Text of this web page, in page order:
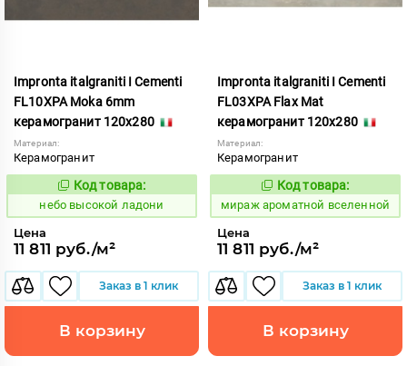
Impronta italgraniti I Cementi
FL10XPA Moka 6mm
керамогранит 120x280
Материал:
Керамогранит
1111417
Код товара:
небо высокой ладони
Цена
11 811 руб./м²
Заказ в 1 клик
В корзину
Impronta italgraniti I Cementi
FL03XPA Flax Mat
керамогранит 120x280
Материал:
Керамогранит
984638
Код товара:
мираж ароматной вселенной
Цена
11 811 руб./м²
Заказ в 1 клик
В корзину